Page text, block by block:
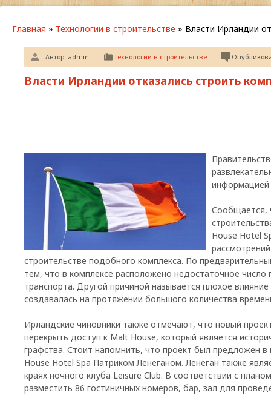
Главная » Технологии в строительстве » Власти Ирландии
Автор: admin Технологии в строительстве
Власти Ирландии отказались строить
информацией
Сообщается,
House Hotel
строительстве подобного комплекса. По
тем, что в комплексе расположено недостаточное
транспорта. Другой причиной называется плохое
создавалась на протяжении большого количества
Ирландские чиновники также отмечают, что новый
перекрыть доступ к Malt House, который является
графства. Стоит напомнить, что проект был предложен
House Hotel Spa Патриком Ленеганом. Ленеган также
краях ночного клуба Leisure Club. В соответствии с
разместить 86 гостиничных номеров, бар, зал для